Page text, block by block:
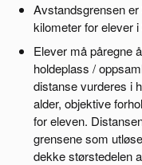
Avstandsgrensen
kilometer for elever i
Elever må påregne
holdeplass /
distanse vurderes i
alder, objektive
for eleven.
grensene som
dekke størstedelen